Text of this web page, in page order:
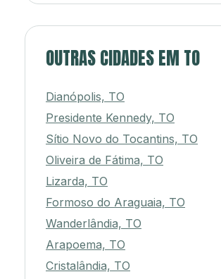
OUTRAS CIDADES EM TO
Dianópolis, TO
Presidente Kennedy, TO
Sítio Novo do Tocantins, TO
Oliveira de Fátima, TO
Lizarda, TO
Formoso do Araguaia, TO
Wanderlândia, TO
Arapoema, TO
Cristalândia, TO